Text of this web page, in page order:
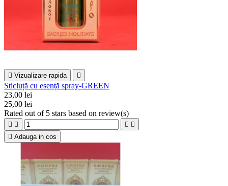
 Vizualizare rapida 
Sticluță cu esență spray-GREEN
23,00 lei
25,00 lei
Rated out of 5 stars based on review(s)
   
 Adauga in cos